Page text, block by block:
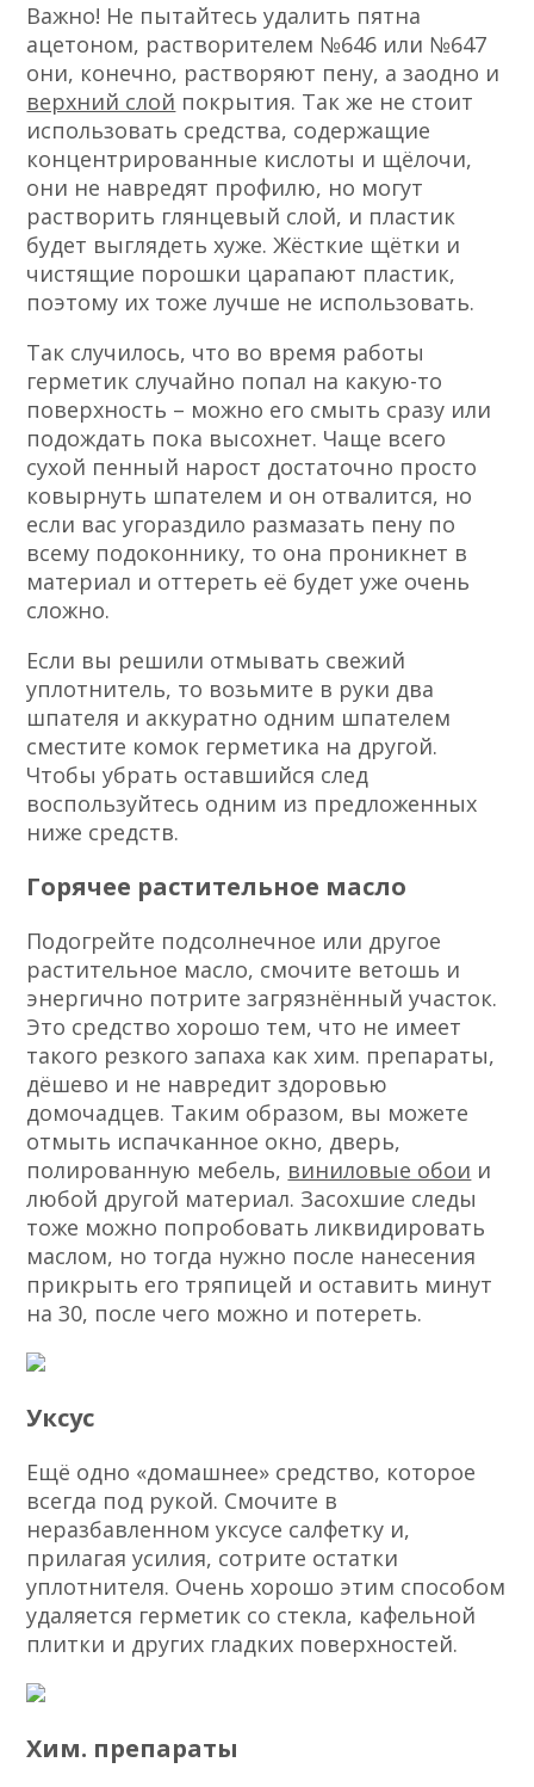
Важно! Не пытайтесь удалить пятна
ацетоном, растворителем №646 или №647
они, конечно, растворяют пену, а заодно и
верхний слой покрытия. Так же не стоит
использовать средства, содержащие
концентрированные кислоты и щёлочи,
они не навредят профилю, но могут
растворить глянцевый слой, и пластик
будет выглядеть хуже. Жёсткие щётки и
чистящие порошки царапают пластик,
поэтому их тоже лучше не использовать.
Так случилось, что во время работы
герметик случайно попал на какую-то
поверхность – можно его смыть сразу или
подождать пока высохнет. Чаще всего
сухой пенный нарост достаточно просто
ковырнуть шпателем и он отвалится, но
если вас угораздило размазать пену по
всему подоконнику, то она проникнет в
материал и оттереть её будет уже очень
сложно.
Если вы решили отмывать свежий
уплотнитель, то возьмите в руки два
шпателя и аккуратно одним шпателем
сместите комок герметика на другой.
Чтобы убрать оставшийся след
воспользуйтесь одним из предложенных
ниже средств.
Горячее растительное масло
Подогрейте подсолнечное или другое
растительное масло, смочите ветошь и
энергично потрите загрязнённый участок.
Это средство хорошо тем, что не имеет
такого резкого запаха как хим. препараты,
дёшево и не навредит здоровью
домочадцев. Таким образом, вы можете
отмыть испачканное окно, дверь,
полированную мебель, виниловые обои и
любой другой материал. Засохшие следы
тоже можно попробовать ликвидировать
маслом, но тогда нужно после нанесения
прикрыть его тряпицей и оставить минут
на 30, после чего можно и потереть.
Уксус
Ещё одно «домашнее» средство, которое
всегда под рукой. Смочите в
неразбавленном уксусе салфетку и,
прилагая усилия, сотрите остатки
уплотнителя. Очень хорошо этим способом
удаляется герметик со стекла, кафельной
плитки и других гладких поверхностей.
Хим. препараты